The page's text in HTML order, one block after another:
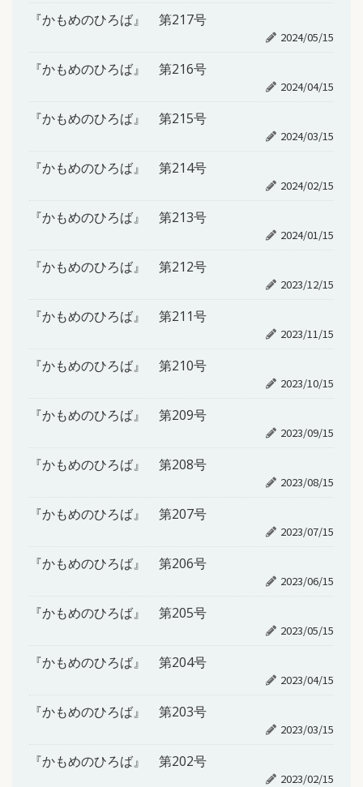
『かもめのひろば』 第217号
2024/05/15
『かもめのひろば』 第216号
2024/04/15
『かもめのひろば』 第215号
2024/03/15
『かもめのひろば』 第214号
2024/02/15
『かもめのひろば』 第213号
2024/01/15
『かもめのひろば』 第212号
2023/12/15
『かもめのひろば』 第211号
2023/11/15
『かもめのひろば』 第210号
2023/10/15
『かもめのひろば』 第209号
2023/09/15
『かもめのひろば』 第208号
2023/08/15
『かもめのひろば』 第207号
2023/07/15
『かもめのひろば』 第206号
2023/06/15
『かもめのひろば』 第205号
2023/05/15
『かもめのひろば』 第204号
2023/04/15
『かもめのひろば』 第203号
2023/03/15
『かもめのひろば』 第202号
2023/02/15